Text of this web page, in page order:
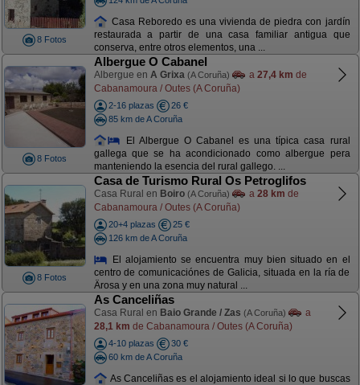
8 Fotos
Casa Reboredo es una vivienda de piedra con jardín
restaurada a partir de una casa familiar antigua que
conserva, entre otros elementos, una ...
8 Fotos
Albergue O Cabanel
Albergue en A Grixa (A Coruña) a 27,4 km de
Cabanamoura / Outes (A Coruña)
2-16 plazas
26 €
85 km de A Coruña
El Albergue O Cabanel es una típica casa rural
gallega que se ha acondicionado como albergue pera
manteniendo la esencia del rural gallego. ...
8 Fotos
Casa de Turismo Rural Os Petroglifos
Casa Rural en Boiro (A Coruña) a 28 km de
Cabanamoura / Outes (A Coruña)
20+4 plazas
25 €
126 km de A Coruña
El alojamiento se encuentra muy bien situado en el
centro de comunicaciónes de Galicia, situada en la ría de
Ärosa y en una zona muy natural ...
As Canceliñas
Casa Rural en Baio Grande / Zas (A Coruña)
a
28,1 km de Cabanamoura / Outes (A Coruña)
4-10 plazas
30 €
60 km de A Coruña
As Canceliñas es el alojamiento ideal si lo que buscas